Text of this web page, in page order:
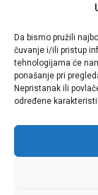
Da bismo pružili
čuvanje i/ili pristup
tehnologijama će
ponašanje pri
Nepristanak ili
određene
Mi smo moderni
priče iz života,
Sva